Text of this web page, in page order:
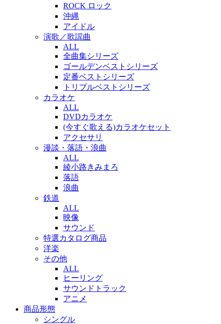
ROCK ロック
沖縄
アイドル
演歌／歌謡曲
ALL
全曲集シリーズ
ゴールデンベストシリーズ
定番ベストシリーズ
トリプルベストシリーズ
カラオケ
ALL
DVDカラオケ
(今すぐ歌える)カラオケセット
アクセサリ
漫談・落語・浪曲
ALL
綾小路きみまろ
落語
浪曲
鉄道
ALL
映像
サウンド
特選カタログ商品
洋楽
その他
ALL
ヒーリング
サウンドトラック
アニメ
商品形態
シングル